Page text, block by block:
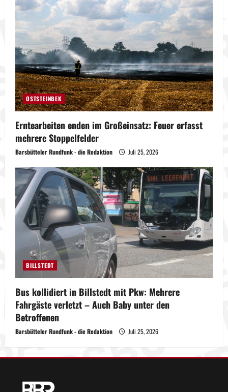
OSTSTEINBEK
Erntearbeiten enden im Großeinsatz: Feuer erfasst
mehrere Stoppelfelder
Barsbütteler Rundfunk - die Redaktion Juli 25, 2026
BILLSTEDT
Bus kollidiert in Billstedt mit Pkw: Mehrere
Fahrgäste verletzt – Auch Baby unter den
Betroffenen
Barsbütteler Rundfunk - die Redaktion Juli 25, 2026